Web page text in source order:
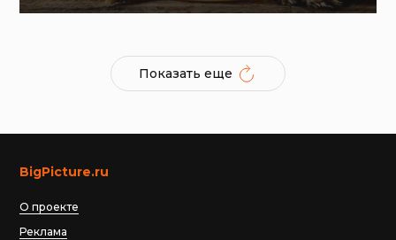
Показать еще
BigPicture.ru
О проекте
Реклама